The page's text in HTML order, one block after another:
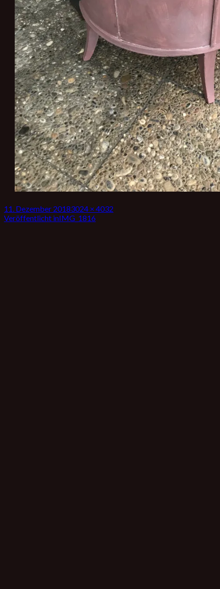
Veröffentlicht
am
11. Dezember 2018Volle
Größe
3024 × 4032
Beitrags-
Veröffentlicht inIMG_1816